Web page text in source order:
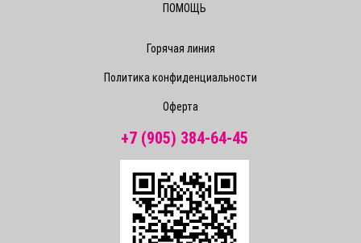
ПОМОЩЬ
Горячая линия
Политика конфиденциальности
Оферта
+7 (905) 384-64-45